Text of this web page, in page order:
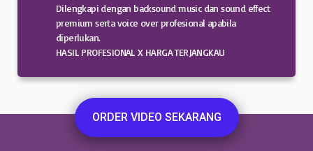
Dilengkapi dengan backsound music dan sound effect
premium serta voice over profesional apabila
diperlukan.
HASIL PROFESIONAL X HARGA TERJANGKAU
ORDER VIDEO SEKARANG